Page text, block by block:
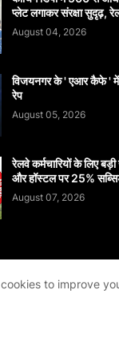
प्लेट लगाकर संरक्षा सुदृढ़,
August 04, 2026
विजयनगर के ' एआर कैफे ' में
रेप
August 05, 2026
रेलवे कर्मचारियों के लिए
और हॉस्टल पर 25%
August 07, 2026
About contact-us
to improve